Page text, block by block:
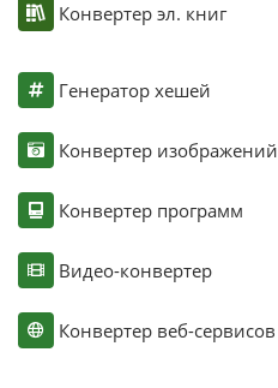
Конвертер эл. книг
Генератор хешей
Конвертер изображений
Конвертер программ
Видео-конвертер
Конвертер веб-сервисов